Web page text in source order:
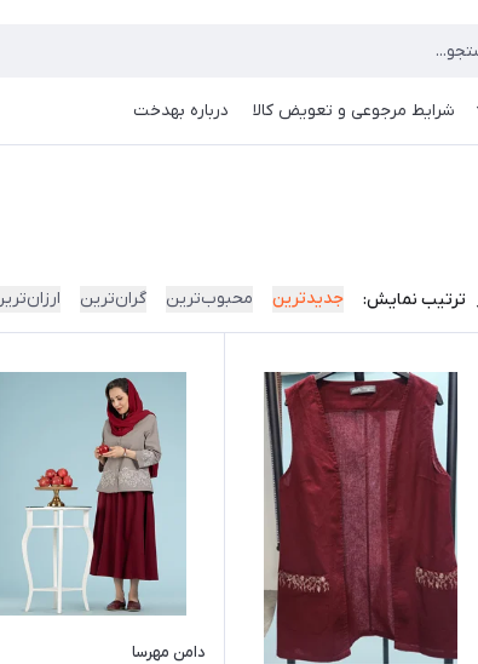
شرایط مرجوعی و تعویض کالا درباره بهدخت
ترتیب نمایش: جدیدترین محبوب‌ترین گران‌ترین
دامن مهرسا